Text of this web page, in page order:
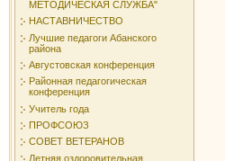
МЕТОДИЧЕСКАЯ СЛУЖБА"
НАСТАВНИЧЕСТВО
Лучшие педагоги Абанского
района
Августовская конференция
Районная педагогическая
конференция
Учитель года
ПРОФСОЮЗ
СОВЕТ ВЕТЕРАНОВ
Летняя оздоровительная